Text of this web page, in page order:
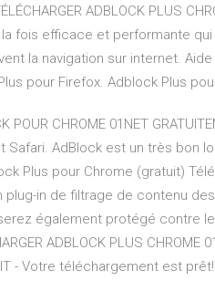
ADBLOCK PLUS
fois efficace et performante
la navigation sur internet.
pour Firefox. Adblock Plus
POUR CHROME 01NET
Safari. AdBlock est un très bon
Plus pour Chrome (gratuit)
plug-in de filtrage de contenu
également protégé contre
ADBLOCK PLUS CHROME
- Votre téléchargement est